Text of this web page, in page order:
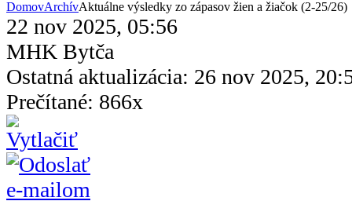
DomovArchívAktuálne výsledky zo zápasov žien a žiačok (2-25/26)
22 nov 2025, 05:56
MHK Bytča
Ostatná aktualizácia: 26 nov 2025,
Prečítané: 866x